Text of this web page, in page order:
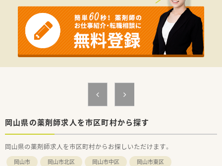
■在宅や教育等の専門性を活かせるスペシャリストを目指すこ
とも可能です。
■その他にも、管理部門や商品部門等の本社スタッフなど活動領
域は多種多様です。
■在宅実施店舗は年々増加しており、在宅医療へもしっかりと関
わる事ができます。
■育児休暇は3歳まで取得が可能で、時短制度は小学5年生まで
■年間休日が120日とワークライフバランスが整っています
■日用品から常備薬まで、従業員割引制度など嬉しいメリットも
岡山県の薬剤師求人を市区町村から探す
岡山県の薬剤師求人を市区町村からお探しいただけます。
岡山市 岡山市北区 岡山市中区 岡山市東区